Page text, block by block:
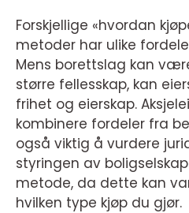
Forskjellige «hvordan
metoder har ulike
Mens borettslag kan
større fellesskap, kan
frihet og eierskap.
kombinere fordeler fra
også viktig å vurdere
styringen av
metode, da dette kan
hvilken type kjøp du gjør.